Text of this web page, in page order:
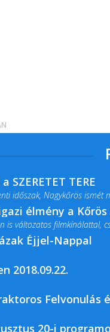
SZERETET TERE
időszak, Nagykőrös ismét
élmény a
is változatos filmkínálattal,
Éjjel-Nappal
várja a Csemői
2018.09.22.
Felvonulás
20-i